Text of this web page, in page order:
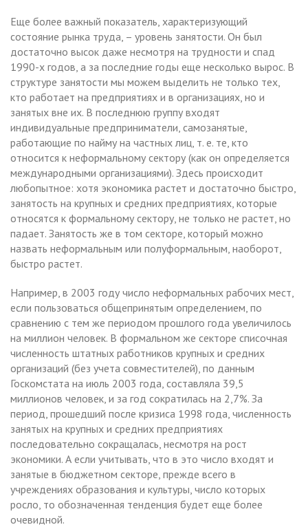
Еще более важный показатель, характеризующий
состояние рынка труда, – уровень занятости. Он был
достаточно высок даже несмотря на трудности и спад
1990-х годов, а за последние годы еще несколько вырос. В
структуре занятости мы можем выделить не только тех,
кто работает на предприятиях и в организациях, но и
занятых вне их. В последнюю группу входят
индивидуальные предприниматели, самозанятые,
работающие по найму на частных лиц, т. е. те, кто
относится к неформальному сектору (как он определяется
международными организациями). Здесь происходит
любопытное: хотя экономика растет и достаточно быстро,
занятость на крупных и средних предприятиях, которые
относятся к формальному сектору, не только не растет, но
падает. Занятость же в том секторе, который можно
назвать неформальным или полуформальным, наоборот,
быстро растет.
Например, в 2003 году число неформальных рабочих мест,
если пользоваться общепринятым определением, по
сравнению с тем же периодом прошлого года увеличилось
на миллион человек. В формальном же секторе списочная
численность штатных работников крупных и средних
организаций (без учета совместителей), по данным
Госкомстата на июль 2003 года, составляла 39,5
миллионов человек, и за год сократилась на 2,7%. За
период, прошедший после кризиса 1998 года, численность
занятых на крупных и средних предприятиях
последовательно сокращалась, несмотря на рост
экономики. А если учитывать, что в это число входят и
занятые в бюджетном секторе, прежде всего в
учреждениях образования и культуры, число которых
росло, то обозначенная тенденция будет еще более
очевидной.